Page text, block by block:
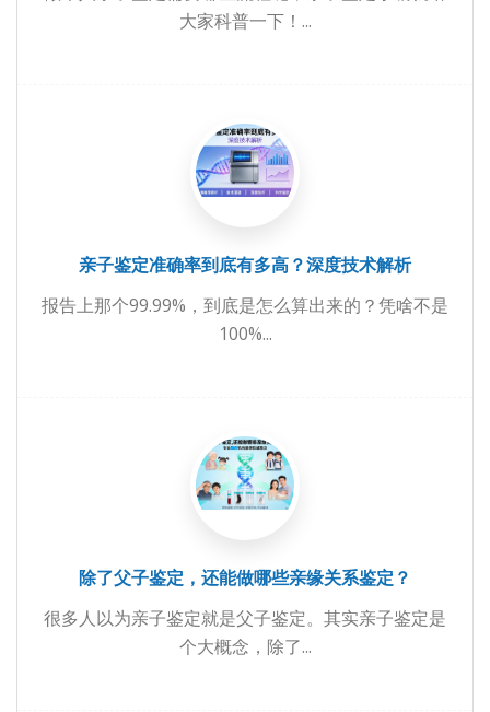
大家科普一下！...
亲子鉴定准确率到底有多高？深度技术解析
报告上那个99.99%，到底是怎么算出来的？凭啥不是
100%...
除了父子鉴定，还能做哪些亲缘关系鉴定？
很多人以为亲子鉴定就是父子鉴定。其实亲子鉴定是
个大概念，除了...